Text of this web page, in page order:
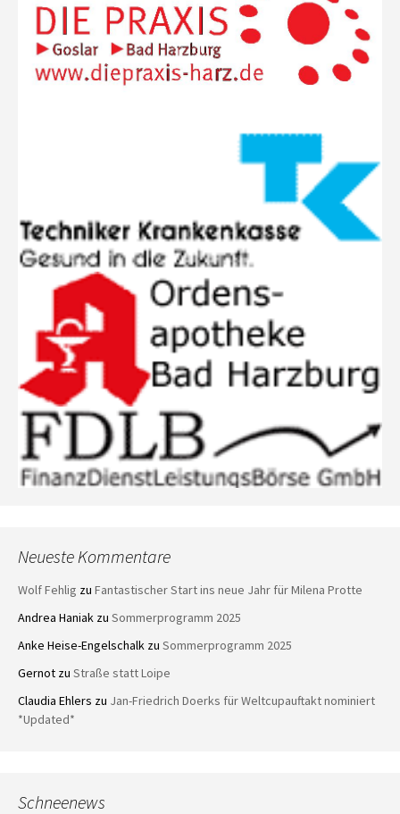
Neueste Kommentare
Wolf Fehlig zu Fantastischer Start ins neue Jahr für Milena Protte
Andrea Haniak zu Sommerprogramm 2025
Anke Heise-Engelschalk zu Sommerprogramm 2025
Gernot zu Straße statt Loipe
Claudia Ehlers zu Jan-Friedrich Doerks für Weltcupauftakt nominiert
*Updated*
Schneenews